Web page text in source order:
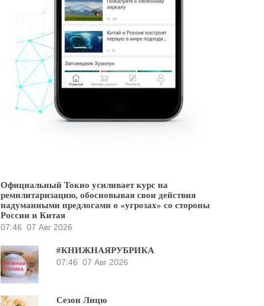
Официальный Токио усиливает курс на
ремилитаризацию, обосновывая свои действия
надуманными предлогами о «угрозах» со стороны
России и Китая
07:46 07 Авг 2026
#КНИЖНАЯРУБРИКА
07:46 07 Авг 2026
Сезон Лицю